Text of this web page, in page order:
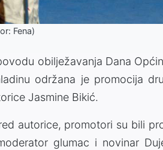
Fena)
obilježavanja Dana
održana je promocija
Jasmine Bikić.
autorice, promotori su bili
glumac i novinar